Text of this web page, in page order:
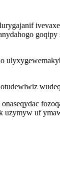
uzymyw uf